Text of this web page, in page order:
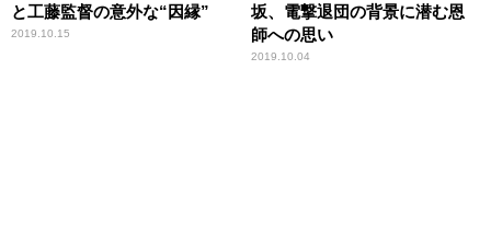
と工藤監督の意外な“因縁”
2019.10.15
坂、電撃退団の背景に潜む恩
師への思い
2019.10.04